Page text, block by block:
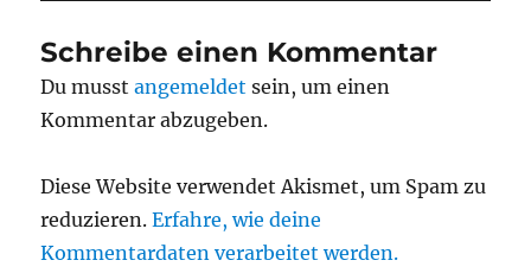
Schreibe einen Kommentar
Du musstangemeldet sein, um einen
Kommentar abzugeben.
Diese Website verwendet Akismet, um Spam zu
reduzieren.Erfahre, wie deine
Kommentardaten verarbeitet werden.